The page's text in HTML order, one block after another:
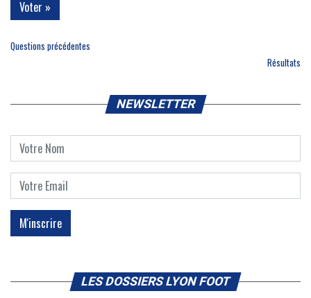
Questions précédentes
Résultats
NEWSLETTER
LES DOSSIERS LYON FOOT